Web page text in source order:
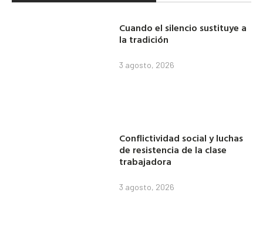
Cuando el silencio sustituye a
la tradición
3 agosto, 2026
Conflictividad social y luchas
de resistencia de la clase
trabajadora
3 agosto, 2026